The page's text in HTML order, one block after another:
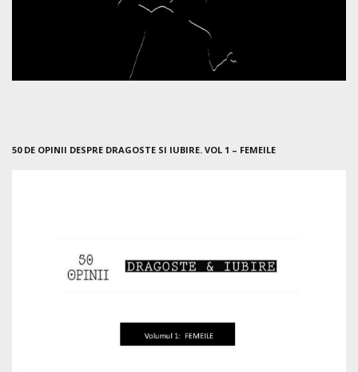
50 DE OPINII DESPRE DRAGOSTE SI IUBIRE. VOL 1 – FEMEILE